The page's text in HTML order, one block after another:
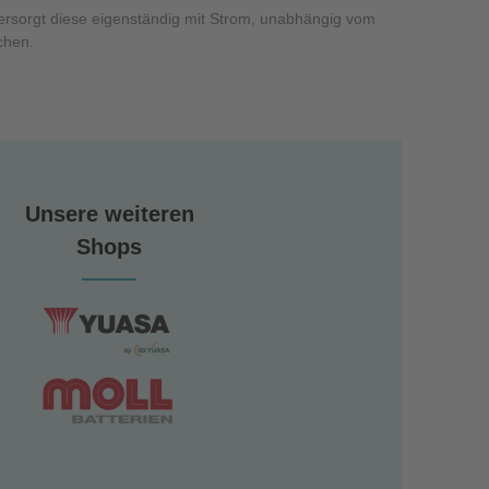
diese eigenständig mit Strom, unabhängig vom
Unsere weiteren
Shops